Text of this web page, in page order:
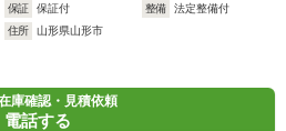
保証
保証付 整備
法定整備付
住所
山形県山形市
庫確認・見積依頼
電話する